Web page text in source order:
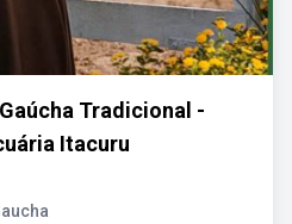
Tradicional -
Itacuru